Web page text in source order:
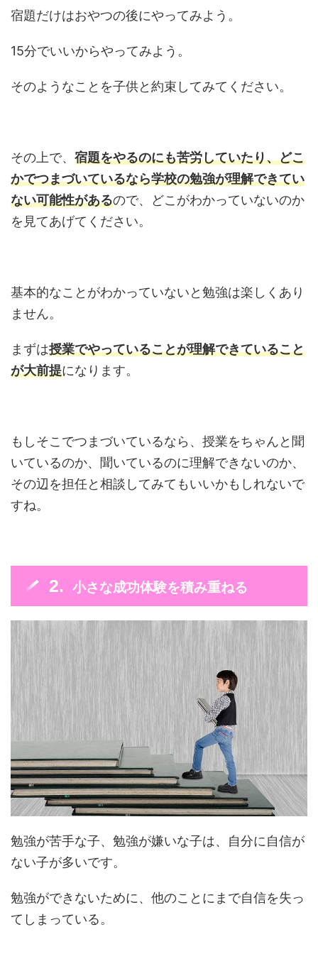
宿題だけはおやつの後にやってみよう。
15分でいいからやってみよう。
そのようなことを子供と約束してみてください。
その上で、 宿題をやるのにも苦労していたり、どこ
かでつまづいているなら学校の勉強が理解できてい
ない可能性があるので、どこがわかっていないのか
を見てあげてください。
基本的なことがわかっていないと勉強は楽しくあり
ません。
まずは授業でやっていることが理解できていること
が大前提になります。
もしそこでつまづいているなら、授業をちゃんと聞
いているのか、聞いているのに理解できないのか、
その辺を担任と相談してみてもいいかもしれないで
すね。
小さな成功体験を積み重ねる
勉強が苦手な子、勉強が嫌いな子は、自分に自信が
ない子が多いです。
勉強ができないために、他のことにまで自信を失っ
てしまっている。